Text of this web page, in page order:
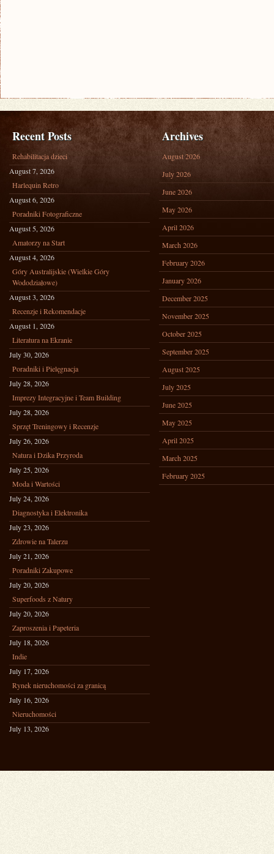
Recent Posts
Rehabilitacja dzieci
August 7, 2026
Harlequin Retro
August 6, 2026
Poradniki Fotograficzne
August 5, 2026
Amatorzy na Start
August 4, 2026
Góry Australijskie (Wielkie Góry
Wododziałowe)
August 3, 2026
Recenzje i Rekomendacje
August 1, 2026
Literatura na Ekranie
July 30, 2026
Poradniki i Pielęgnacja
July 28, 2026
Imprezy Integracyjne i Team Building
July 28, 2026
Sprzęt Treningowy i Recenzje
July 26, 2026
Natura i Dzika Przyroda
July 25, 2026
Moda i Wartości
July 24, 2026
Diagnostyka i Elektronika
July 23, 2026
Zdrowie na Talerzu
July 21, 2026
Poradniki Zakupowe
July 20, 2026
Superfoods z Natury
July 20, 2026
Zaproszenia i Papeteria
July 18, 2026
Indie
July 17, 2026
Rynek nieruchomości za granicą
July 16, 2026
Nieruchomości
July 13, 2026
Archives
August 2026
July 2026
June 2026
May 2026
April 2026
March 2026
February 2026
January 2026
December 2025
November 2025
October 2025
September 2025
August 2025
July 2025
June 2025
May 2025
April 2025
March 2025
February 2025